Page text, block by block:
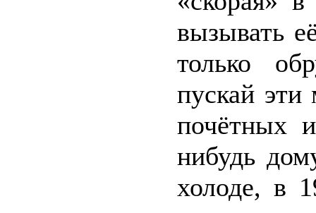
вызывать
только
пускай эти
почётных
нибудь
холоде, в